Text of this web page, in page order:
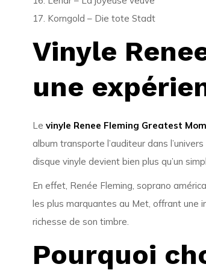
17. Korngold – Die tote Stadt
Vinyle
une
Le vinyle Renee Fleming Greatest
album transporte l’auditeur dans
disque vinyle devient bien plus qu’un
En effet, Renée Fleming, soprano
les plus marquantes au Met, offrant une
richesse de son timbre.
Pourquoi